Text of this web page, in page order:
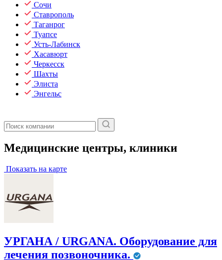
Сочи
Ставрополь
Таганрог
Туапсе
Усть-Лабинск
Хасавюрт
Черкесск
Шахты
Элиста
Энгельс
Медицинские центры, клиники
Показать на карте
УРГАНА / URGANA. Оборудование для
лечения позвоночника.